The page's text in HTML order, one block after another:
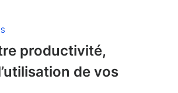
productivité,
de vos